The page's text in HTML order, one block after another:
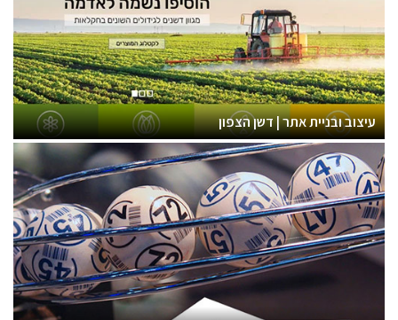
עיצוב ובניית אתר | דשן הצפון